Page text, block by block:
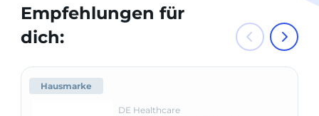
Empfehlungen für
dich:
Hausmarke
DE Healthcare